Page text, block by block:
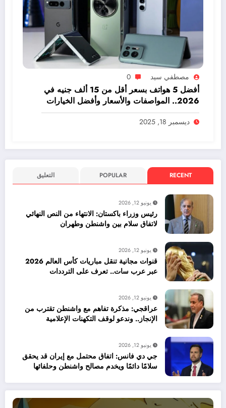
مصطفي سيد 0
أفضل 5 هواتف بسعر أقل من 15 ألف جنيه في
2026.. المواصفات والأسعار وأفضل الخيارات
ديسمبر 18, 2025
RECENT
POPULAR التعليق
يونيو 12, 2026
رئيس وزراء باكستان: الانتهاء من النص النهائي
لاتفاق سلام بين واشنطن وطهران
يونيو 12, 2026
قنوات مجانية تنقل مباريات كأس العالم 2026
عبر عرب سات.. تعرف على الترددات
يونيو 12, 2026
عراقجي: مذكرة تفاهم مع واشنطن تقترب من
الإنجاز.. وندعو لوقف التكهنات الإعلامية
يونيو 12, 2026
جي دي فانس: اتفاق محتمل مع إيران قد يحقق
سلامًا دائمًا ويخدم مصالح واشنطن وحلفائها